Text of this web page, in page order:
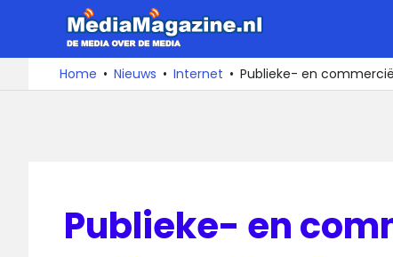
de
De
media
over
Home Nieuws Internet Publieke- en
Publieke- en